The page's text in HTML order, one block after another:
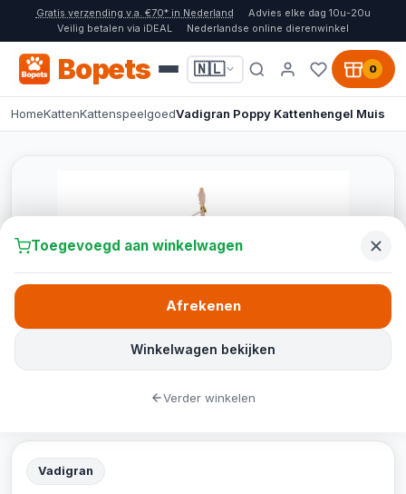
Gratis verzending v.a. €70* in Nederland
Advies elke dag 10u-20u
Veilig betalen via iDEAL
Nederlandse online dierenwinkel
Bopets 🇳🇱 0
HomeKattenKattenspeelgoedVadigran Poppy Kattenhengel Muis
Vadigran
Toegevoegd aan winkelwagen
Winkelwagen bekijken
Afrekenen
Verder winkelen